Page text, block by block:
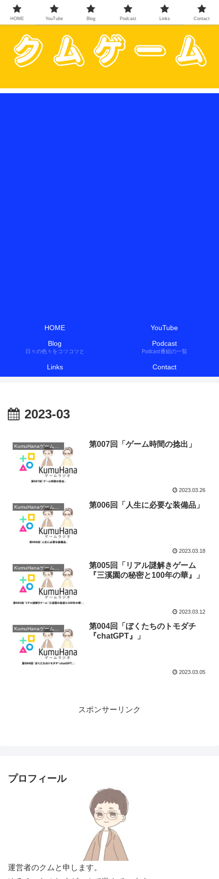
HOME
YouTube
Blog
日々の色々をコツコツと
Podcast
Podcast番組の一覧
Links Contact
2023-03
KumuHanaゲームラジオ 第007回「ゲーム時間の捻出」
2023.03.26
第006回「人生に必要な装備品」
2023.03.18
第005回「リアル謎解きゲーム
『三溪園の秘密と100年の華』」
2023.03.12
第004回「ぼくたちのトモダチ
『chatGPT』」
2023.03.05
スポンサーリンク
プロフィール
運営者のクムと申します。
HOME YouTube Blog Podcast Links Contact